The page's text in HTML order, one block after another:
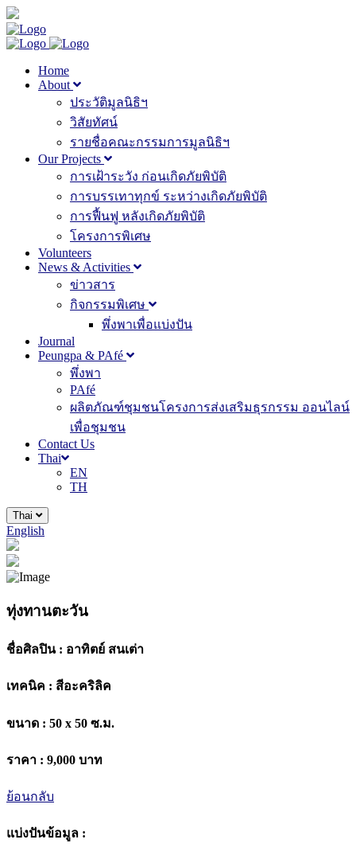
Home
About
ประวัติมูลนิธิฯ
วิสัยทัศน์
รายชื่อคณะกรรมการมูลนิธิฯ
Our Projects
การเฝ้าระวัง ก่อนเกิดภัยพิบัติ
การบรรเทาทุกข์ ระหว่างเกิดภัยพิบัติ
การฟื้นฟู หลังเกิดภัยพิบัติ
โครงการพิเศษ
Volunteers
News & Activities
ข่าวสาร
กิจกรรมพิเศษ
พึ่งพาเพื่อแบ่งปัน
Journal
Peungpa & PAfé
พึ่งพา
PAfé
ผลิตภัณฑ์ชุมชนโครงการส่งเสริมธุรกรรม ออนไลน์
เพื่อชุมชน
Contact Us
Thai
EN
TH
Thai
English
ทุ่งทานตะวัน
ชื่อศิลปิน : อาทิตย์ สนเต่า
เทคนิค : สีอะคริลิค
ขนาด : 50 x 50 ซ.ม.
ราคา : 9,000 บาท
ย้อนกลับ
แบ่งปันข้อมูล :